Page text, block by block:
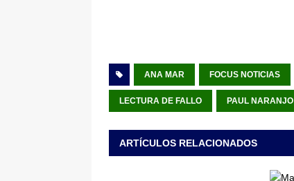
ANA MAR FOCUS NOTICIAS
LECTURA DE FALLO PAUL NARANJO
ARTÍCULOS RELACIONADOS